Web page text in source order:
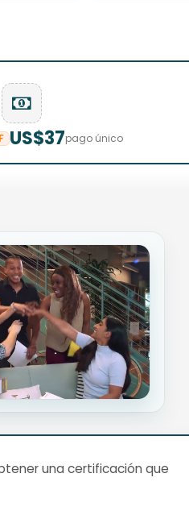
US$37pago único
una certificación que